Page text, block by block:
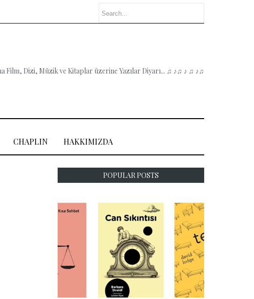
Film, Dizi, Müzik ve Kitaplar üzerine Yazılar Diyarı... ♫ ♪♫ ♪ ♫ ♪♫
CHAPLIN HAKKIMIZDA
POPULAR POSTS